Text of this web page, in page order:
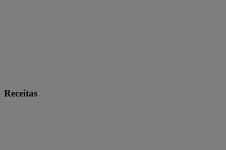
Receitas